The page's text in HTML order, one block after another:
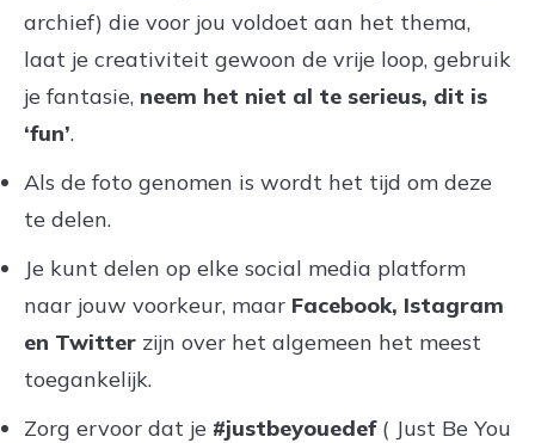
archief) die voor jou voldoet aan het thema,
laat je creativiteit gewoon de vrije loop, gebruik
je fantasie, neem het niet al te serieus, dit is
‘fun’.
Als de foto genomen is wordt het tijd om deze
te delen.
Je kunt delen op elke social media platform
naar jouw voorkeur, maar Facebook, Istagram
en Twitter zijn over het algemeen het meest
toegankelijk.
Zorg ervoor dat je #justbeyouedef( Just Be You